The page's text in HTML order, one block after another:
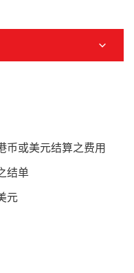
币或美元结算之费用
结单
元